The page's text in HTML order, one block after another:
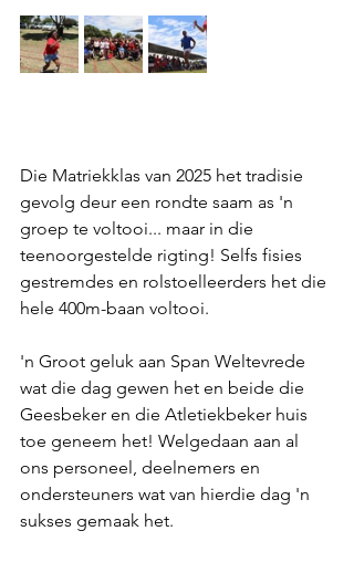
Die Matriekklas van 2025 het tradisie
gevolg deur een rondte saam as 'n
groep te voltooi... maar in die
teenoorgestelde rigting! Selfs fisies
gestremdes en rolstoelleerders het die
hele 400m-baan voltooi.
'n Groot geluk aan Span Weltevrede
wat die dag gewen het en beide die
Geesbeker en die Atletiekbeker huis
toe geneem het! Welgedaan aan al
ons personeel, deelnemers en
ondersteuners wat van hierdie dag 'n
sukses gemaak het.